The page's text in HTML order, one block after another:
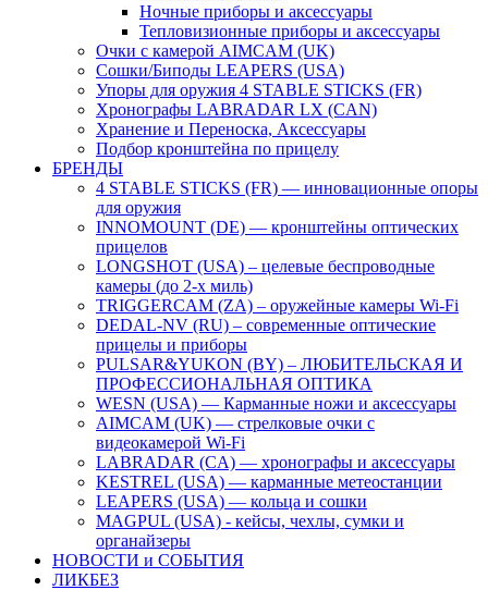
Ночные приборы и аксессуары
Тепловизионные приборы и аксессуары
Очки с камерой AIMCAM (UK)
Сошки/Биподы LEAPERS (USA)
Упоры для оружия 4 STABLE STICKS (FR)
Хронографы LABRADAR LX (CAN)
Хранение и Переноска, Аксессуары
Подбор кронштейна по прицелу
БРЕНДЫ
4 STABLE STICKS (FR) — инновационные опоры
для оружия
INNOMOUNT (DE) — кронштейны оптических
прицелов
LONGSHOT (USA) – целевые беспроводные
камеры (до 2-х миль)
TRIGGERCAM (ZA) – оружейные камеры Wi-Fi
DEDAL-NV (RU) – современные оптические
прицелы и приборы
PULSAR&YUKON (BY) – ЛЮБИТЕЛЬСКАЯ И
ПРОФЕССИОНАЛЬНАЯ ОПТИКА
WESN (USA) — Карманные ножи и аксессуары
AIMCAM (UK) — стрелковые очки с
видеокамерой Wi-Fi
LABRADAR (CA) — хронографы и аксессуары
KESTREL (USA) — карманные метеостанции
LEAPERS (USA) — кольца и сошки
MAGPUL (USA) - кейсы, чехлы, сумки и
органайзеры
НОВОСТИ и СОБЫТИЯ
ЛИКБЕЗ